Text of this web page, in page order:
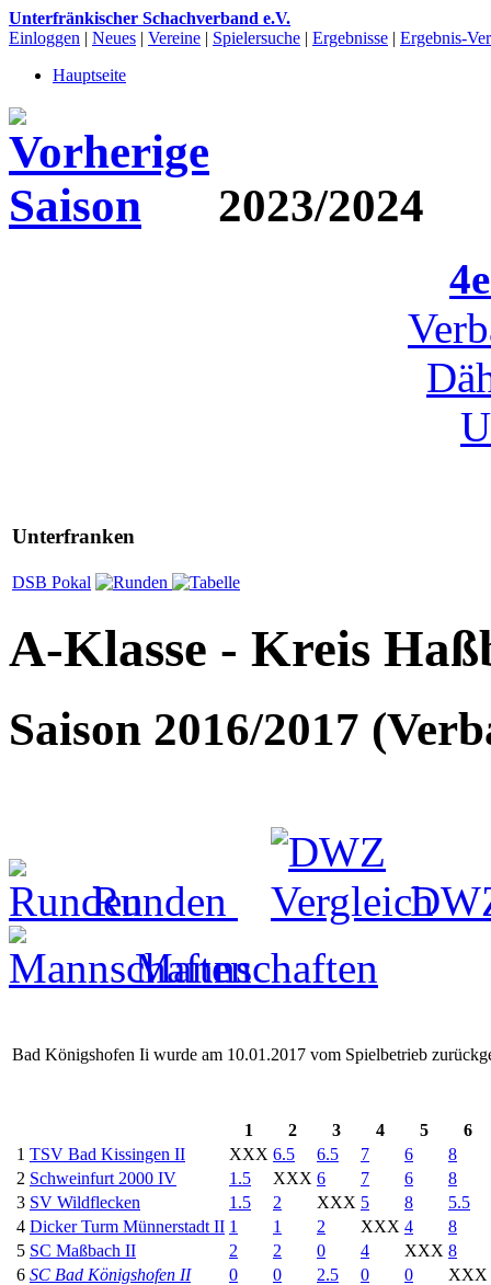
Unterfränkischer Schachverband e.V.
Einloggen | Neues | Vereine | Spielersuche | Ergebnisse | Ergebnis-
Hauptseite
2023/2024
Unterfranken
DSB Pokal
A-Klasse - Kreis
Saison 2016/2017
Runden
Mannschaften
Bad Königshofen Ii wurde am 10.01.2017 vom Spielbetrieb
1 2 3 4 5
6
1 TSV Bad Kissingen II XXX 6.5 6.5 7 6
8
2 Schweinfurt 2000 IV 1.5 XXX 6 7 6
8
3 SV Wildflecken 1.5 2 XXX 5 8
5.5
4 Dicker Turm Münnerstadt II 1 1 2 XXX 4
8
5 SC Maßbach II 2 2 0 4 XXX 8
6 SC Bad Königshofen II 0 0 2.5 0 0 XXX